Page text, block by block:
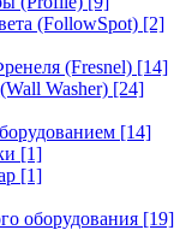
(FollowSpot) [2]
(Fresnel) [14]
Washer) [24]
[14]
[1]
[1]
оборудования [19]